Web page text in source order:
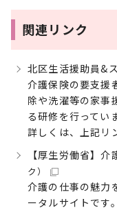
関連リンク
北区生活援助員&
介護保険の要支援
除や洗濯等の家事
る研修を行ってい
詳しくは、上記リ
【厚生労働省】
ク）
介護の仕事の魅力
ータルサイトです。